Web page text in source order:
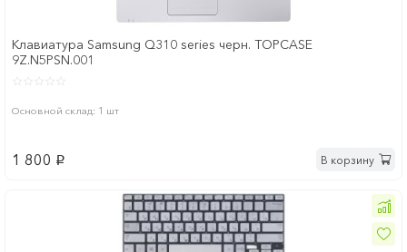
Клавиатура Samsung Q310 series черн. TOPCASE
9Z.N5PSN.001
Основной склад: 1 шт
1 800 p В корзину